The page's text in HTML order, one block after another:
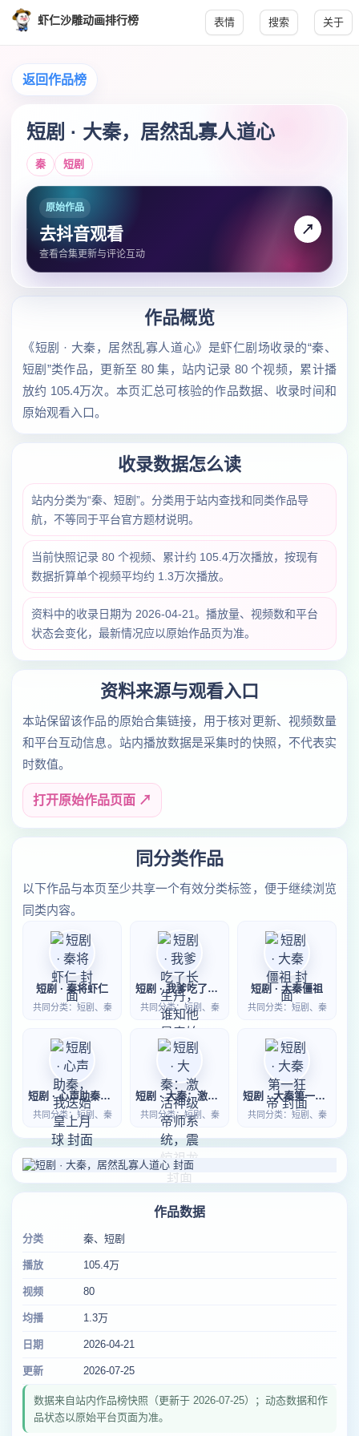
虾仁沙雕动画排行榜 表情 搜索 关于
返回作品榜
短剧 · 大秦，居然乱寡人道心
秦 短剧
原始作品
去抖音观看
查看合集更新与评论互动
↗
作品概览
《短剧 · 大秦，居然乱寡人道心》是虾仁剧场收录的“秦、
短剧”类作品，更新至 80 集，站内记录 80 个视频，累计播
放约 105.4万次。本页汇总可核验的作品数据、收录时间和
原始观看入口。
收录数据怎么读
站内分类为“秦、短剧”。分类用于站内查找和同类作品导
航，不等同于平台官方题材说明。
当前快照记录 80 个视频、累计约 105.4万次播放，按现有
数据折算单个视频平均约 1.3万次播放。
资料中的收录日期为 2026-04-21。播放量、视频数和平台
状态会变化，最新情况应以原始作品页为准。
资料来源与观看入口
本站保留该作品的原始合集链接，用于核对更新、视频数量
和平台互动信息。站内播放数据是采集时的快照，不代表实
时数值。
打开原始作品页面 ↗
同分类作品
以下作品与本页至少共享一个有效分类标签，便于继续浏览
同类内容。
短剧 · 秦将虾仁
共同分类：短剧、秦
短剧 · 我爹吃了长生丹，谁知他是秦始皇
共同分类：短剧、秦
短剧 · 大秦僵祖
共同分类：短剧、秦
短剧 · 心声助秦，我送始皇上月球
共同分类：短剧、秦
短剧 · 大秦：激活神级帝师系统，震惊祖龙
共同分类：短剧、秦
短剧 · 大秦第一狂帝
共同分类：短剧、秦
作品数据
分类 秦、短剧
播放 105.4万
视频 80
均播 1.3万
日期 2026-04-21
更新 2026-07-25
数据来自站内作品榜快照（更新于 2026-07-25）；动态数据和作
品状态以原始平台页面为准。